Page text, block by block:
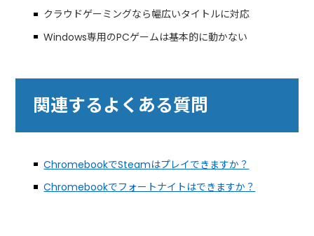
クラウドゲーミングなら幅広いタイトルに対応
Windows専用のPCゲームは基本的に動かない
関連するよくある質問
ChromebookでSteamはプレイできますか？
Chromebookでフォートナイトはできますか？